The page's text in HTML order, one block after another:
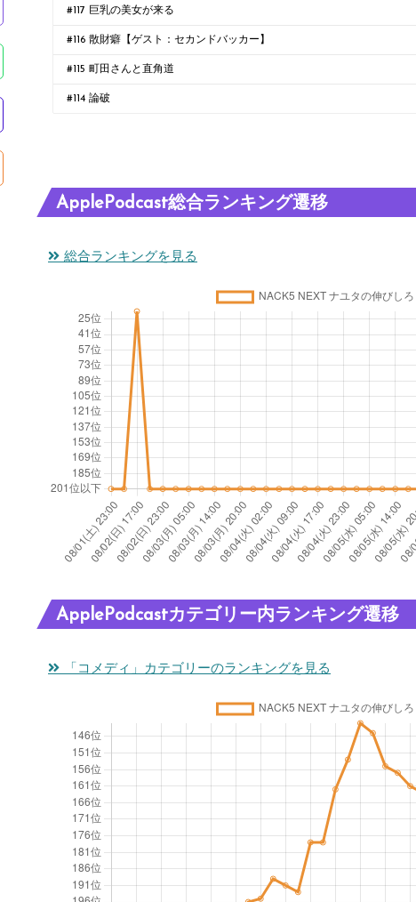
#117 巨乳の美女が来る
#116 散財癖【ゲスト：セカンドバッカー】
#115 町田さんと直角道
#114 論破
ApplePodcast総合ランキング遷移
総合ランキングを見る
ApplePodcastカテゴリー内ランキング遷移
「コメディ」カテゴリーのランキングを見る